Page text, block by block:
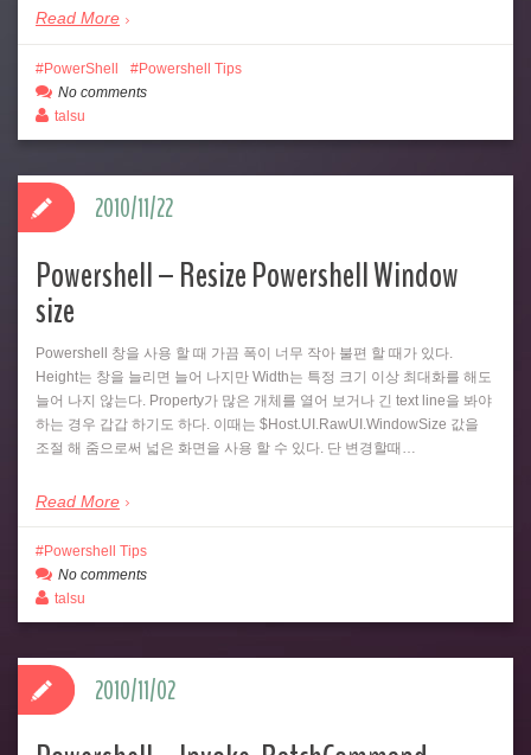
Read More
PowerShell
Powershell Tips
No comments
talsu
Powershell – Resize Powershell Window
size
Powershell 창을 사용 할 때 가끔 폭이 너무 작아 불편 할 때가 있다.
Height는 창을 늘리면 늘어 나지만 Width는 특정 크기 이상 최대화를 해도
늘어 나지 않는다. Property가 많은 개체를 열어 보거나 긴 text line을 봐야
하는 경우 갑갑 하기도 하다. 이때는 $Host.UI.RawUI.WindowSize 값을
조절 해 줌으로써 넓은 화면을 사용 할 수 있다. 단 변경할때…
Read More
2010/11/22
Powershell Tips
No comments
talsu
2010/11/02